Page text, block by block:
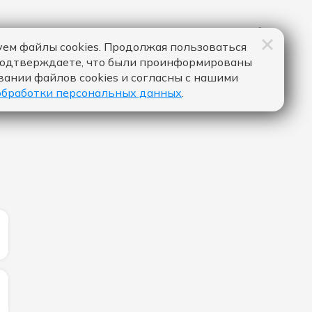
ЛАЙКОВ ЗА "STAY (IF YOU WANNA DANCE) -
ЛАЙКОВ ЗА "ГАЗИРОВКА - SOCRAT &
файлы cookies. Продолжая пользоваться
что были проинформированы
файлов cookies и согласны с нашими
персональных данных.